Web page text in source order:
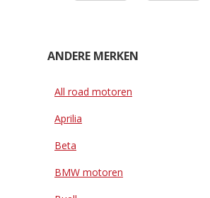
ANDERE MERKEN
All road motoren
Aprilia
Beta
BMW motoren